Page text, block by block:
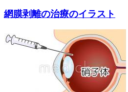
網膜剥離の治療のイラスト